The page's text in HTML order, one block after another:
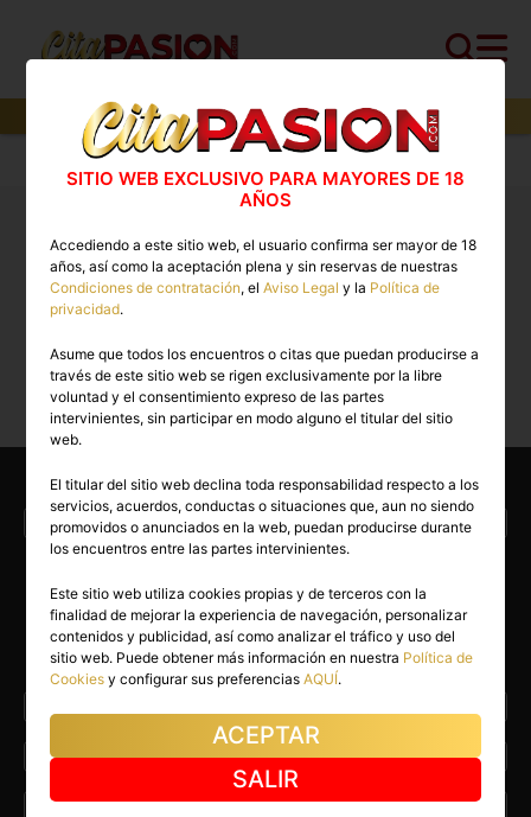
perfiles,0perfiles verificados y0con video
Cita PASION.COM
>Boys> Jaén
Boys Jaén: stripers para despedidas, gigolos y
chicos, putos no
disponibles para esta búsqueda.
Escorts en Jaén Travestis en Jaén
Encuentra Boys en otras
provincias de España
Albacete Alicante
Almeria Asturias
SITIO WEB EXCLUSIVO PARA MAYORES DE 18
AÑOS
Accediendo a este sitio web, el usuario confirma ser mayor de 18
años, así como la aceptación plena y sin reservas de nuestras
Condiciones de contratación, elAviso Legal y la Política de
privacidad.
Asume que todos los encuentros o citas que puedan producirse a
través de este sitio web se rigen exclusivamente por la libre
voluntad y el consentimiento expreso de las partes
intervinientes, sin participar en modo alguno el titular del sitio
web.
El titular del sitio web declina toda responsabilidad respecto a los
servicios, acuerdos, conductas o situaciones que, aun no siendo
promovidos o anunciados en la web, puedan producirse durante
los encuentros entre las partes intervinientes.
Este sitio web utiliza cookies propias y de terceros con la
finalidad de mejorar la experiencia de navegación, personalizar
contenidos y publicidad, así como analizar el tráfico y uso del
sitio web. Puede obtener más información en nuestra Política de
Cookies y configurar sus preferenciasAQUÍ.
ACEPTAR
SALIR